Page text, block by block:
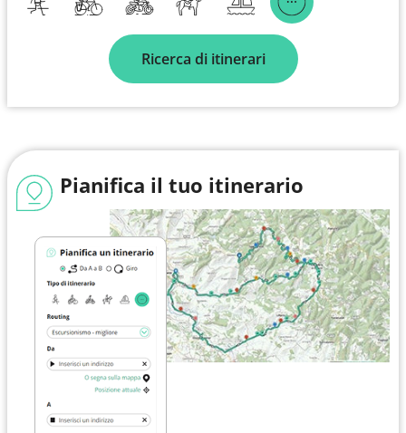
Ricerca di itinerari
Pianifica il tuo itinerario